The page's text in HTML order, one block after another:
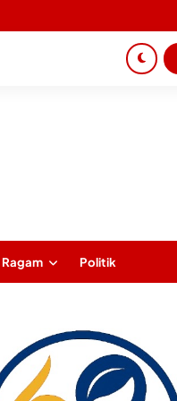
Ragam Politik